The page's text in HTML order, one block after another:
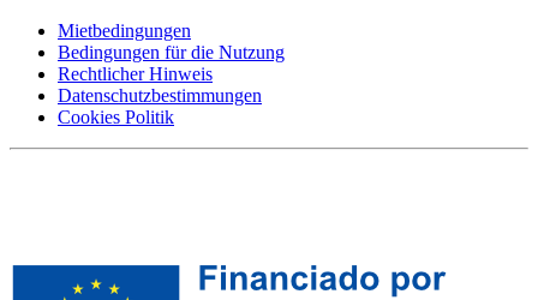
Mietbedingungen
Bedingungen für die Nutzung
Rechtlicher Hinweis
Datenschutzbestimmungen
Cookies Politik